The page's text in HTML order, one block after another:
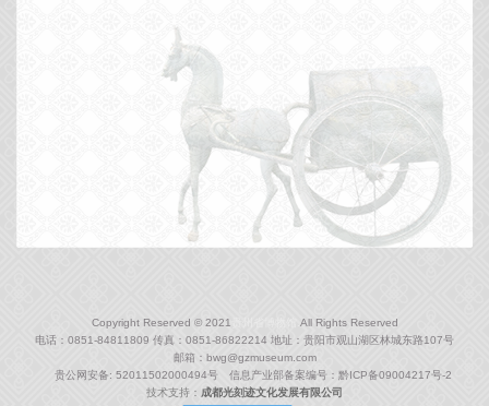
Copyright Reserved © 2021
All Rights Reserved
电话：0851-84811809 传真：0851-86822214 地址：贵阳市观山湖区林城东路107号
邮箱：bwg@gzmuseum.com
贵公网安备: 52011502000494号 信息产业部备案编号： 黔ICP备09004217号-2
技术支持： 成都光刻迹文化发展有限公司